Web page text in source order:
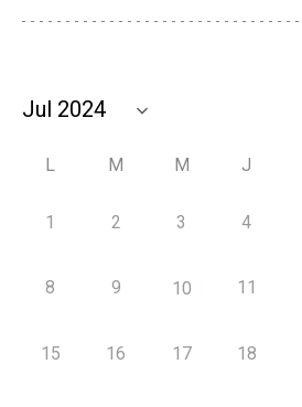
L M M J
1 2 3 4
8 9 10 11
15 16 17 18